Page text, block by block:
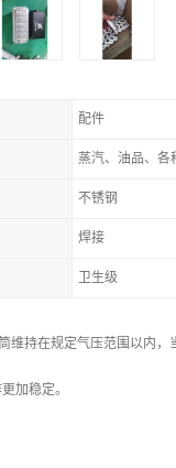
配件
蒸汽、油品、各
不锈钢
焊接
卫生级
维持在规定气压范围以内
加稳定。